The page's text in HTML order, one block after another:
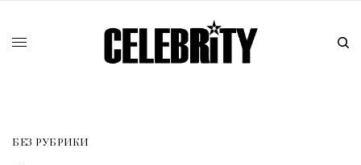
БЕЗ РУБРИКИ